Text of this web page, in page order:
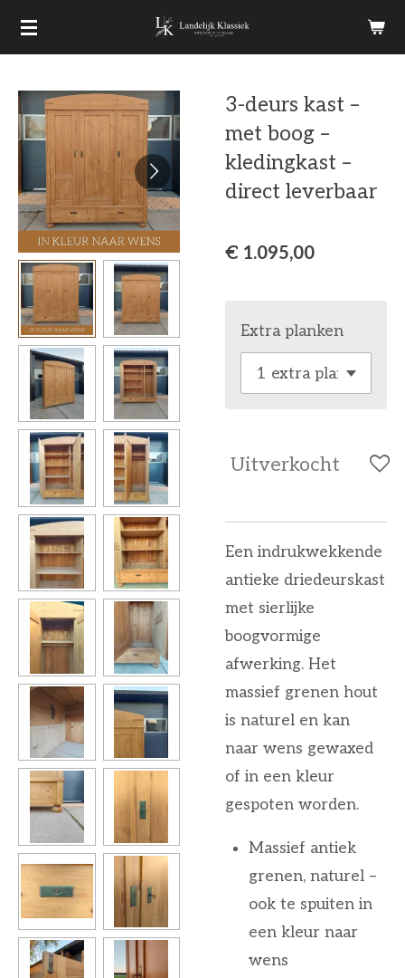
Ga
direct
de
hoofdinhoud
3-deurs kast –
met boog –
kledingkast –
direct leverbaar
€ 1.095,00
Extra planken
Uitverkocht
Een indrukwekkende
antieke driedeurskast
met sierlijke
boogvormige
afwerking. Het
massief grenen hout
is naturel en kan
naar wens gewaxed
of in een kleur
gespoten worden.
Massief antiek
grenen, naturel –
ook te spuiten in
een kleur naar
wens